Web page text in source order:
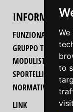
to
FUNZIONALITÀ DEL
GRUPPO TECNICO
MODULISTICA
SPORTELLI UNICI
NORMATIVA
LINK